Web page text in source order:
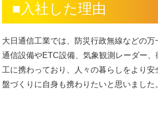
■入社した理由
大日通信工業では、防災行政無線などの万
通信設備やETC設備、気象観測レーダー
工に携わっており、人々の暮らしをより安
盤づくりに自身も携わりたいと思いました